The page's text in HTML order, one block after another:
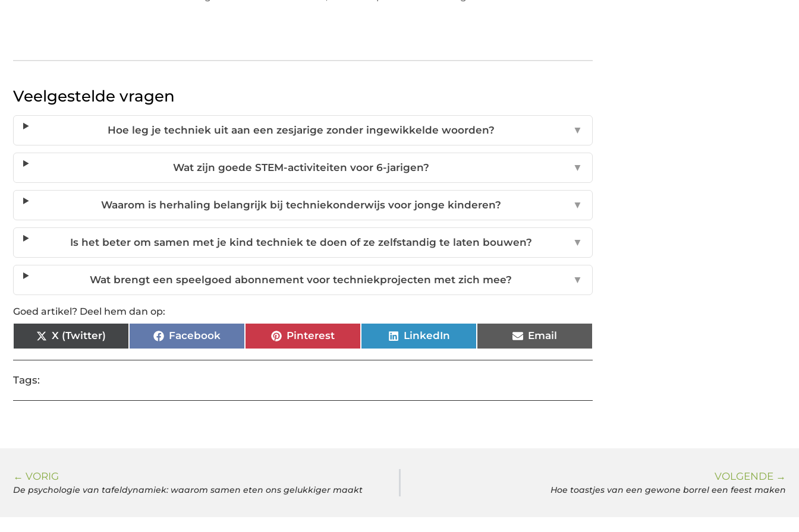
Veelgestelde vragen
Hoe leg je techniek uit aan een zesjarige zonder ingewikkelde woorden? ▼
Wat zijn goede STEM-activiteiten voor 6-jarigen? ▼
Waarom is herhaling belangrijk bij techniekonderwijs voor jonge kinderen? ▼
Is het beter om samen met je kind techniek te doen of ze zelfstandig te laten bouwen? ▼
Wat brengt een speelgoed abonnement voor techniekprojecten met zich mee? ▼
Goed artikel? Deel hem dan op:
X (Twitter) Facebook Pinterest LinkedIn Email
Tags:
← VORIG
De psychologie van tafeldynamiek: waarom samen eten ons gelukkiger maakt
VOLGENDE →
Hoe toastjes van een gewone borrel een feest maken